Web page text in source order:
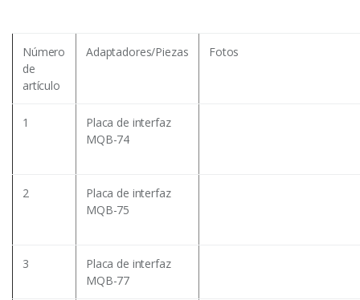
Número
de
artículo
Adaptadores/Piezas Fotos
1
Placa de interfaz
MQB-74
2
Placa de interfaz
MQB-75
3
Placa de interfaz
MQB-77